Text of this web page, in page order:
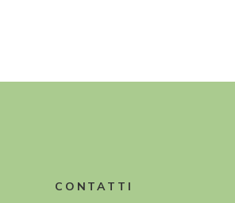
CONTATTI